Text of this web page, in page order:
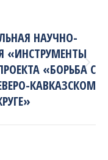
НАУЧНО-
«ИНСТРУМЕНТЫ
«БОРЬБА С
КАВКАЗСКОМ